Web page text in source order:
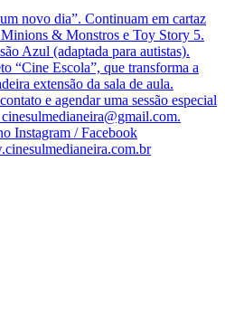
novo dia”. Continuam em cartaz
& Monstros e Toy Story 5.
Azul (adaptada para autistas).
“Cine Escola”, que transforma a
extensão da sala de aula.
e agendar uma sessão especial
Instagram / Facebook